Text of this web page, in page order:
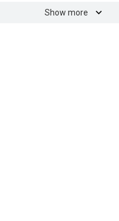
Show more